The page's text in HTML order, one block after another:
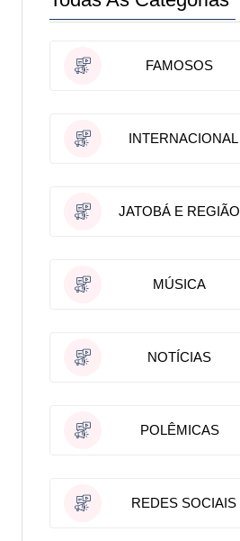
FAMOSOS
INTERNACIONAL
JATOBÁ E REGIÃO
MÚSICA
NOTÍCIAS
POLÊMICAS
REDES SOCIAIS